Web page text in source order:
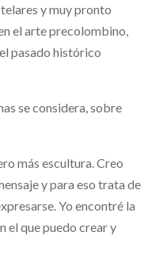
y muy pronto
el arte precolombino,
pasado histórico
se considera, sobre
más escultura. Creo
y para eso trata de
Yo encontré la
el que puedo crear y